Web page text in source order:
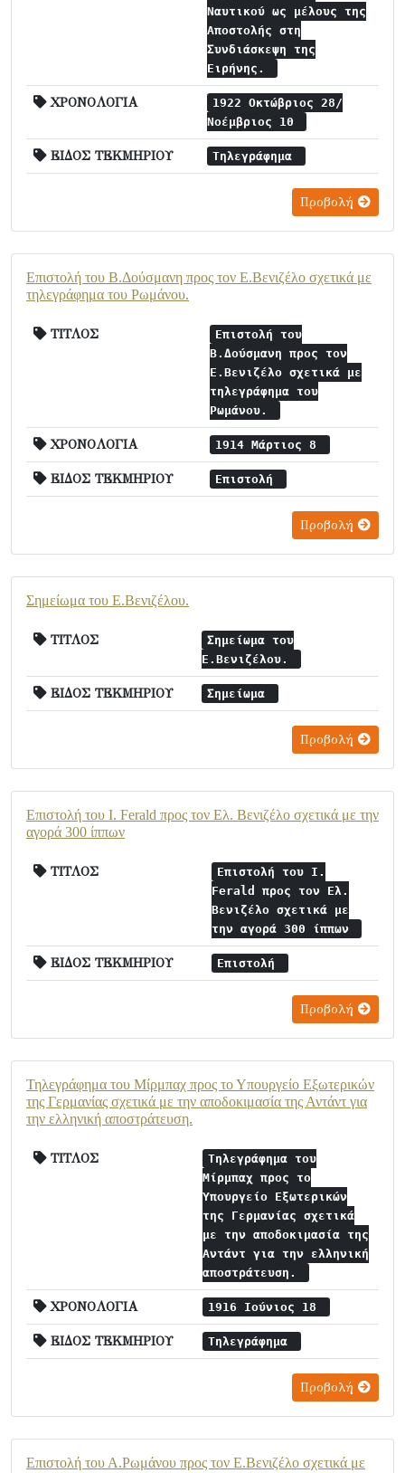
Ναυτικού ως μέλους της
Αποστολής στη
Συνδιάσκεψη της
Ειρήνης.
ΧΡΟΝΟΛΟΓΙΑ
1922 Οκτώβριος 28/
Νοέμβριος 10
ΕΙΔΟΣ ΤΕΚΜΗΡΙΟΥ Τηλεγράφημα
Προβολή
Επιστολή του Β.Δούσμανη προς τον Ε.Βενιζέλο σχετικά με
τηλεγράφημα του Ρωμάνου.
ΤΙΤΛΟΣ
Επιστολή του
Β.Δούσμανη προς τον
Ε.Βενιζέλο σχετικά με
τηλεγράφημα του
Ρωμάνου.
ΧΡΟΝΟΛΟΓΙΑ 1914 Μάρτιος 8
ΕΙΔΟΣ ΤΕΚΜΗΡΙΟΥ Επιστολή
Προβολή
Σημείωμα του Ε.Βενιζέλου.
ΤΙΤΛΟΣ
Σημείωμα του
Ε.Βενιζέλου.
ΕΙΔΟΣ ΤΕΚΜΗΡΙΟΥ Σημείωμα
Προβολή
Επιστολή του I. Ferald προς τον Ελ. Βενιζέλο σχετικά με την
αγορά 300 ίππων
ΤΙΤΛΟΣ
Επιστολή του I.
Ferald προς τον Ελ.
Βενιζέλο σχετικά με
την αγορά 300 ίππων
ΕΙΔΟΣ ΤΕΚΜΗΡΙΟΥ Επιστολή
Προβολή
Τηλεγράφημα του Μίρμπαχ προς το Υπουργείο Εξωτερικών
της Γερμανίας σχετικά με την αποδοκιμασία της Αντάντ για
την ελληνική αποστράτευση.
ΤΙΤΛΟΣ
Τηλεγράφημα του
Μίρμπαχ προς το
Υπουργείο Εξωτερικών
της Γερμανίας σχετικά
με την αποδοκιμασία της
Αντάντ για την ελληνική
αποστράτευση.
ΧΡΟΝΟΛΟΓΙΑ 1916 Ιούνιος 18
ΕΙΔΟΣ ΤΕΚΜΗΡΙΟΥ Τηλεγράφημα
Προβολή
Επιστολή του Α.Ρωμάνου προς τον Ε.Βενιζέλο σχετικά με